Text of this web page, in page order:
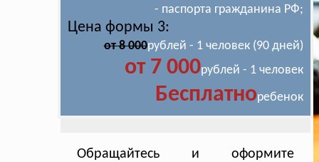
- паспорта гражданина РФ;
Цена формы 3:
от 8 000рублей - 1 человек (90 дней)
от 7 000рублей - 1 человек
Бесплатноребенок
Обращайтесь и оформите